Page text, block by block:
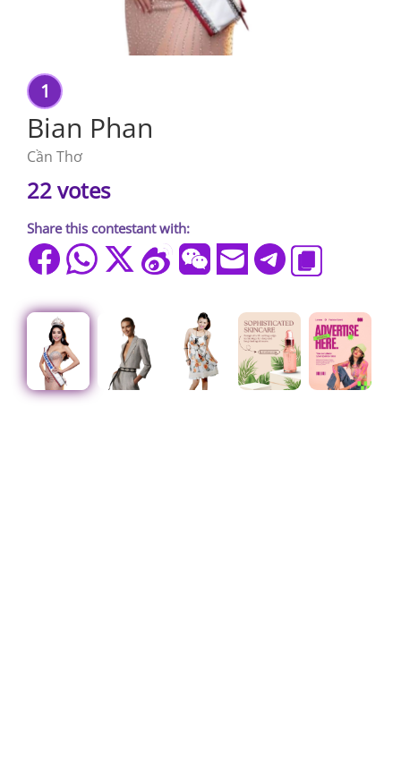
1
Bian Phan
Cần Thơ
22 votes
Share this contestant with: